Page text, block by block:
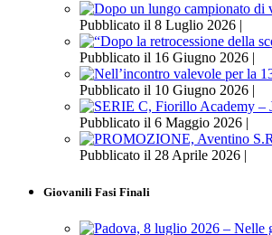
Pubblicato il 8 Luglio 2026 |
Pubblicato il 16 Giugno 2026 |
Pubblicato il 10 Giugno 2026 |
Pubblicato il 6 Maggio 2026 |
Pubblicato il 28 Aprile 2026 |
Giovanili Fasi Finali